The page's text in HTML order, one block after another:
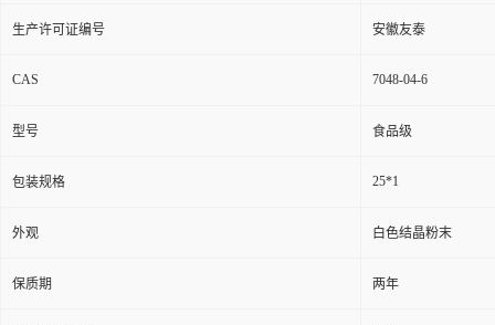
生产许可证编号 安徽友泰
CAS 7048-04-6
型号 食品级
包装规格 25*1
外观 白色结晶粉末
保质期 两年